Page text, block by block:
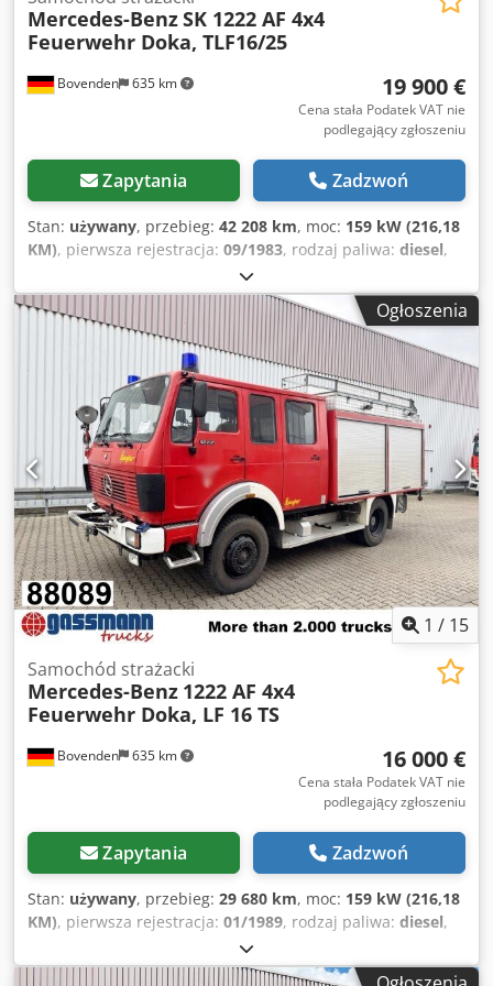
Bovenden 635 km
Mercedes-BenzSK 1222 AF 4x4
Feuerwehr Doka, TLF16/25
19 900 €
Cena stała Podatek VAT nie
podlegający zgłoszeniu
Zapytania Zadzwoń
Stan: używany, przebieg: 42 208 km, moc: 159 kW (216,18
KM), pierwsza rejestracja: 09/1983, rodzaj paliwa: diesel,
, maksymalna waga ładunku:
kg, masa całkowita:12 500 kg, rozmiar opony:10R22.5,
konfiguracja osi:
, rozstaw osi:3 600 mm, kolor:
, kabin kierowcy:
, typ przekładni:
, klasa emisji: brak, zawieszenie: stal , liczba
, Wyposażenie:ABS, blokada mechanizmu
różnicowego, dodatkowe reflektory, kabina, napęd na
wszystkie koła, zaczep do przyczepy, światła
przeciwmgielne, Lokalizacja pojazdu: Bovenden, kabina
podwójna, 1x siedzenie pneumatyczne, elektryczne
lusterka, 5-biegowa skrzynia biegów, ABS (system
zapobiegający blokowaniu kół), przystawka odbioru mocy,
blokada mechanizmu różnicowego, światła
przeciwmgielne, lampa ostrzegawcza, skrzynka
narzędziowa, zawieszenie resorowe. Rozstaw osi: 3600
mm. Zabudowa: samochód gaśniczy LF16/25 z pompą
zabudowaną FP 16/8 i zbiornikiem na wodę 2800l. Przebieg
pompy ok. 424 godz. Sprzedaż dla przedsiębiorców lub na
eksport odbywa się z doliczeniem 19% VAT! INFORMACJE O
WYPOSAŻENIU BEZ GWARANCJI, zastrzega się prawo do
Dkedpfxovllm Ie Aater
Ogłoszenia
1 / 15
Bovenden 635 km
Samochód strażacki
Mercedes-Benz 1222 AF 4x4
Feuerwehr Doka, LF 16 TS
16 000 €
Cena stała Podatek VAT nie
podlegający zgłoszeniu
Zapytania Zadzwoń
Stan: używany, przebieg: 29 680 km, moc: 159 kW (216,18
KM), pierwsza rejestracja: 01/1989, rodzaj paliwa: diesel,
, maksymalna waga ładunku:
kg, masa całkowita:12 000 kg, rozmiar opony:10R22.5,